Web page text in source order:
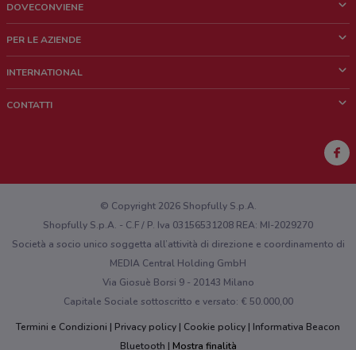
DOVECONVIENE
Chi siamo
Lavora con noi
PER LE AZIENDE
Richieste commerciali e marketing
INTERNATIONAL
CONTATTI
Hai un malfunzionamento sul web o sull'app?
© Copyright 2026 Shopfully S.p.A.
Shopfully S.p.A. - C.F / P. Iva 03156531208 REA: MI-2029270
Società a socio unico soggetta all’attività di direzione e coordinamento di
MEDIA Central Holding GmbH
Via Giosuè Borsi 9 - 20143 Milano
Capitale Sociale sottoscritto e versato: € 50.000,00
Termini e Condizioni
Privacy policy Cookie policy
Informativa Beacon
Bluetooth
Mostra finalità